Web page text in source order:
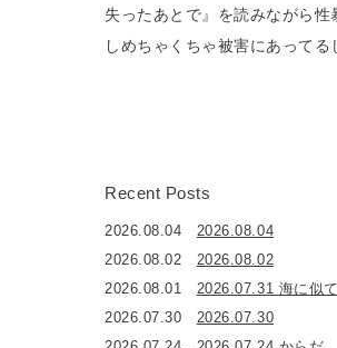
失ったあとで』を読みながら
しめちゃくちゃ被害にあって
Recent Posts
2026.08.04
2026.08.04
2026.08.02
2026.08.02
2026.08.01
2026.07.31 海に似
2026.07.30
2026.07.30